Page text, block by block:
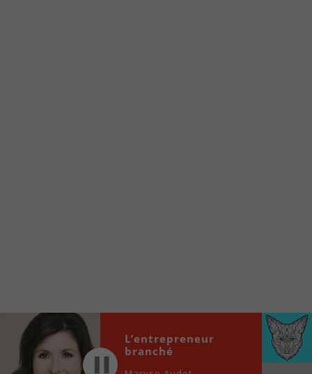
locale vous sont maintenant accessibles en un clic!
Audio
Player
00:00
L’entrepreneur
branché